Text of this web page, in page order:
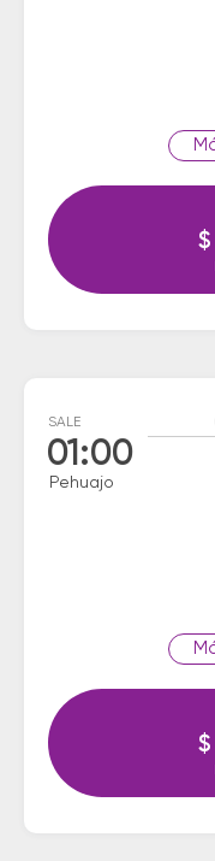
$
SALE
01:00
Pehuajo
$